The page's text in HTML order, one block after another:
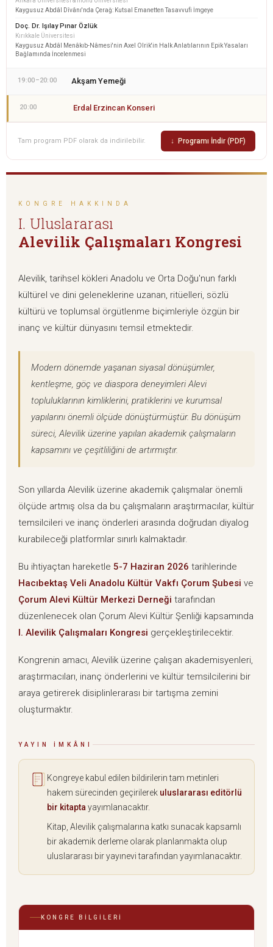
Kaygusuz Abdâl Dîvânı'nda Çerağ: Kutsal Emanetten Tasavvufi İmgeye
Doç. Dr. Işılay Pınar Özlük
Kırıkkale Üniversitesi
Kaygusuz Abdâl Menâkıb-Nâmesi'nin Axel Olrik'in Halk Anlatılarının Epik Yasaları
Bağlamında İncelenmesi
19:00–20:00 Akşam Yemeği
20:00 Erdal Erzincan Konseri
Tam program PDF olarak da indirilebilir. ↓ Programı İndir (PDF)
KONGRE HAKKINDA
I. Uluslararası
Alevilik Çalışmaları Kongresi
Alevilik, tarihsel kökleri Anadolu ve Orta Doğu'nun farklı
kültürel ve dini geleneklerine uzanan, ritüelleri, sözlü
kültürü ve toplumsal örgütlenme biçimleriyle özgün bir
inanç ve kültür dünyasını temsil etmektedir.
Modern dönemde yaşanan siyasal dönüşümler,
kentleşme, göç ve diaspora deneyimleri Alevi
topluluklarının kimliklerini, pratiklerini ve kurumsal
yapılarını önemli ölçüde dönüştürmüştür. Bu dönüşüm
süreci, Alevilik üzerine yapılan akademik çalışmaların
kapsamını ve çeşitliliğini de artırmıştır.
Son yıllarda Alevilik üzerine akademik çalışmalar önemli
ölçüde artmış olsa da bu çalışmaların araştırmacılar, kültür
temsilcileri ve inanç önderleri arasında doğrudan diyalog
kurabileceği platformlar sınırlı kalmaktadır.
Bu ihtiyaçtan hareketle 5-7 Haziran 2026 tarihlerinde
Hacıbektaş Veli Anadolu Kültür Vakfı Çorum Şubesi ve
Çorum Alevi Kültür Merkezi Derneği tarafından
düzenlenecek olan Çorum Alevi Kültür Şenliği kapsamında
I. Alevilik Çalışmaları Kongresi gerçekleştirilecektir.
Kongrenin amacı, Alevilik üzerine çalışan akademisyenleri,
araştırmacıları, inanç önderlerini ve kültür temsilcilerini bir
araya getirerek disiplinlerarası bir tartışma zemini
oluşturmaktır.
YAYIN İMKÂNI
Kongreye kabul edilen bildirilerin tam metinleri
hakem sürecinden geçirilerek uluslararası editörlü
bir kitaptayayımlanacaktır.
Kitap, Alevilik çalışmalarına katkı sunacak kapsamlı
bir akademik derleme olarak planlanmakta olup
uluslararası bir yayınevi tarafından yayımlanacaktır.
KONGRE BILGILERI